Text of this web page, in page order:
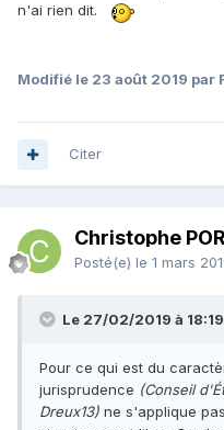
n'ai rien dit.
Modifié le 23 août 2019 par
Citer
Christophe
Posté(e) le 1 mars
Le 27/02/2019 à
Pour ce qui est du
jurisprudence (Conseil
Dreux13) ne s'applique